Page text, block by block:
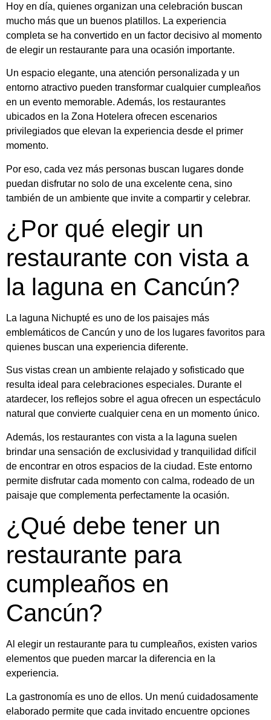
Hoy en día, quienes organizan una celebración buscan
mucho más que un buenos platillos. La experiencia
completa se ha convertido en un factor decisivo al momento
de elegir un restaurante para una ocasión importante.
Un espacio elegante, una atención personalizada y un
entorno atractivo pueden transformar cualquier cumpleaños
en un evento memorable. Además, los restaurantes
ubicados en la Zona Hotelera ofrecen escenarios
privilegiados que elevan la experiencia desde el primer
momento.
Por eso, cada vez más personas buscan lugares donde
puedan disfrutar no solo de una excelente cena, sino
también de un ambiente que invite a compartir y celebrar.
¿Por qué elegir un
restaurante con vista a
la laguna en Cancún?
La laguna Nichupté es uno de los paisajes más
emblemáticos de Cancún y uno de los lugares favoritos para
quienes buscan una experiencia diferente.
Sus vistas crean un ambiente relajado y sofisticado que
resulta ideal para celebraciones especiales. Durante el
atardecer, los reflejos sobre el agua ofrecen un espectáculo
natural que convierte cualquier cena en un momento único.
Además, los restaurantes con vista a la laguna suelen
brindar una sensación de exclusividad y tranquilidad difícil
de encontrar en otros espacios de la ciudad. Este entorno
permite disfrutar cada momento con calma, rodeado de un
paisaje que complementa perfectamente la ocasión.
¿Qué debe tener un
restaurante para
cumpleaños en
Cancún?
Al elegir un restaurante para tu cumpleaños, existen varios
elementos que pueden marcar la diferencia en la
experiencia.
La gastronomía es uno de ellos. Un menú cuidadosamente
elaborado permite que cada invitado encuentre opciones